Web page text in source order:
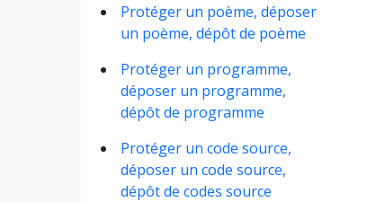
Protéger un poème, déposer
un poème, dépôt de poème
Protéger un programme,
déposer un programme,
dépôt de programme
Protéger un code source,
déposer un code source,
dépôt de codes source